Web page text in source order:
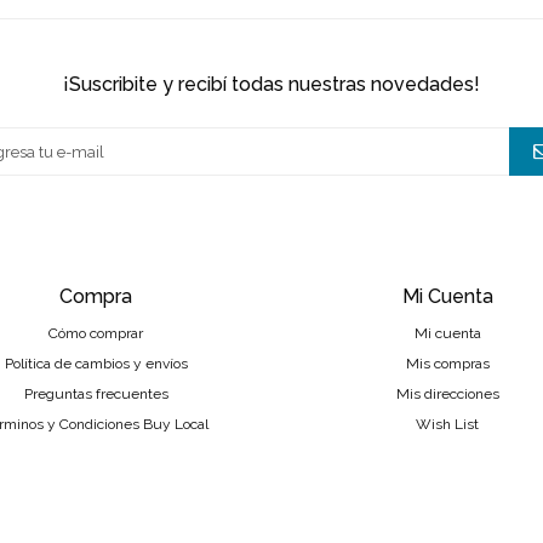
Compra
Cómo comprar
Política de cambios y envíos
Preguntas frecuentes
y Condiciones Buy Local
Mi Cuenta
Mi cuenta
Mis compras
Mis direcciones
Wish List
¡suscribite y recibí todas nuestras novedades!